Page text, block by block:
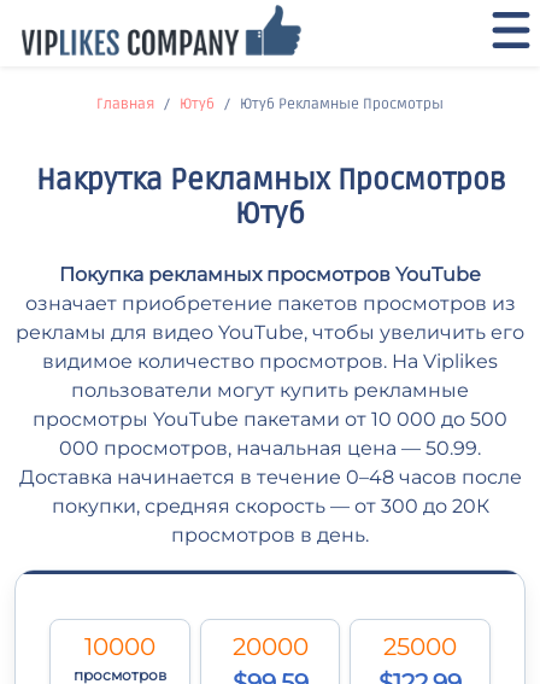
Главная Ютуб Ютуб Рекламные Просмотры
Накрутка Рекламных Просмотров
Ютуб
Покупка рекламных просмотров YouTube
означает приобретение пакетов просмотров из
рекламы для видео YouTube, чтобы увеличить его
видимое количество просмотров. На Viplikes
пользователи могут купить рекламные
просмотры YouTube пакетами от 10 000 до 500
000 просмотров, начальная цена — 50.99.
Доставка начинается в течение 0–48 часов после
покупки, средняя скорость — от 300 до 20К
просмотров в день.
10000
просмотров
20000
25000